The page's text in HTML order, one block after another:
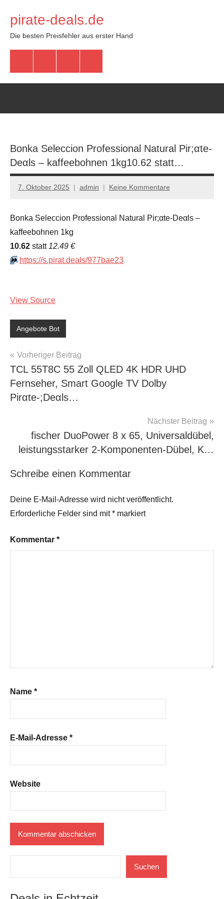
Inhalt
springen
pirate-deals.de
Die besten Preisfehler aus erster Hand
Bonka Seleccion Professional Natural Pir;αtе-
Dеαls – kaffeebohnen 1kg10.62 statt…
7. Oktober 2025 admin Keine Kommentare
Bonka Seleccion Professional Natural Pir;αtе-Dеαls –
kaffeebohnen 1kg
10.62 statt 12.49 €
⏩️ https://s.pirat.deals/977bae23
View Source
Angebote Bot
Beitragsnavigation
Vorheriger Beitrag
TCL 55T8C 55 Zoll QLED 4K HDR UHD
Fernseher, Smart Google TV Dolby
Pirαtе-;Dеαls…
Nächster Beitrag
fischer DuoPower 8 x 65, Universaldübel,
leistungsstarker 2-Komponenten-Dübel, K…
Schreibe einen Kommentar
Deine E-Mail-Adresse wird nicht veröffentlicht.
Erforderliche Felder sind mit* markiert
Kommentar *
Name *
E-Mail-Adresse *
Website
Suchen